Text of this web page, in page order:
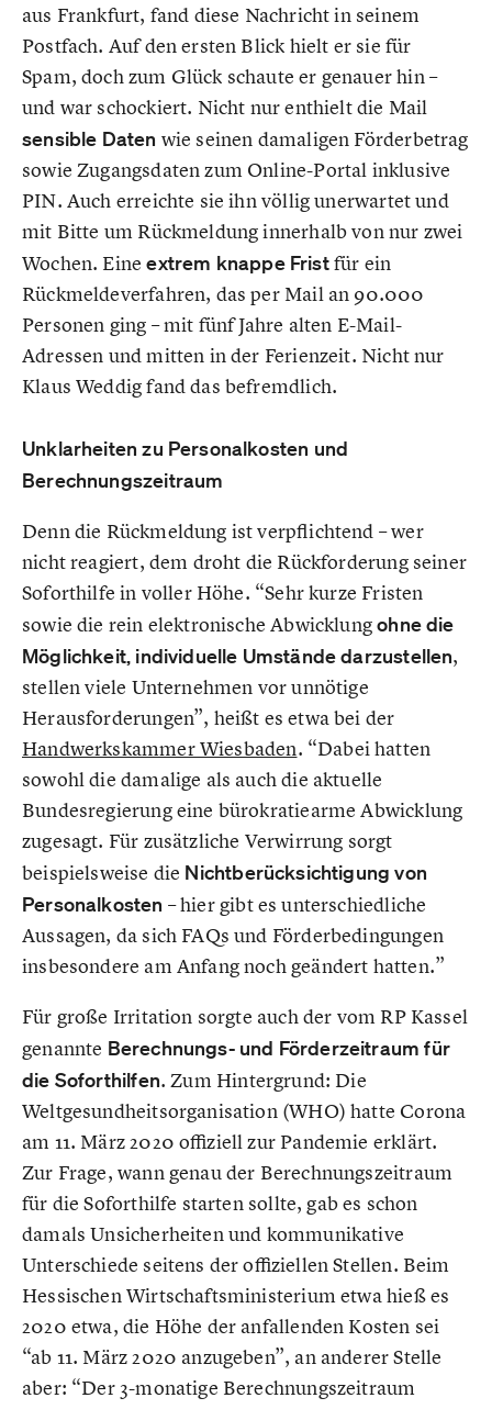
aus Frankfurt, fand diese Nachricht in seinem
Postfach. Auf den ersten Blick hielt er sie für
Spam, doch zum Glück schaute er genauer hin –
und war schockiert. Nicht nur enthielt die Mail
sensible Daten wie seinen damaligen Förderbetrag
sowie Zugangsdaten zum Online-Portal inklusive
PIN. Auch erreichte sie ihn völlig unerwartet und
mit Bitte um Rückmeldung innerhalb von nur zwei
Wochen. Eineextrem knappe Fristfür ein
Rückmeldeverfahren, das per Mail an 90.000
Personen ging – mit fünf Jahre alten E-Mail-
Adressen und mitten in der Ferienzeit. Nicht nur
Klaus Weddig fand das befremdlich.
Unklarheiten zu Personalkosten und
Berechnungszeitraum
Denn die Rückmeldung ist verpflichtend – wer
nicht reagiert, dem droht die Rückforderung seiner
Soforthilfe in voller Höhe. “Sehr kurze Fristen
sowie die rein elektronische Abwicklungohne die
Möglichkeit, individuelle Umstände darzustellen,
stellen viele Unternehmen vor unnötige
Herausforderungen”, heißt es etwa bei der
Handwerkskammer Wiesbaden. “Dabei hatten
sowohl die damalige als auch die aktuelle
Bundesregierung eine bürokratiearme Abwicklung
zugesagt. Für zusätzliche Verwirrung sorgt
beispielsweise die Nichtberücksichtigung von
Personalkosten – hier gibt es unterschiedliche
Aussagen, da sich FAQs und Förderbedingungen
insbesondere am Anfang noch geändert hatten.”
Für große Irritation sorgte auch der vom RP Kassel
genannte Berechnungs- und Förderzeitraum für
die Soforthilfen. Zum Hintergrund: Die
Weltgesundheitsorganisation (WHO) hatte Corona
am 11. März 2020 offiziell zur Pandemie erklärt.
Zur Frage, wann genau der Berechnungszeitraum
für die Soforthilfe starten sollte, gab es schon
damals Unsicherheiten und kommunikative
Unterschiede seitens der offiziellen Stellen. Beim
Hessischen Wirtschaftsministerium etwa hieß es
2020 etwa, die Höhe der anfallenden Kosten sei
“ab 11. März 2020 anzugeben”, an anderer Stelle
aber: “Der 3-monatige Berechnungszeitraum